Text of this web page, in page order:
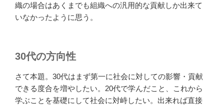
織の場合はあくまでも組織への汎用的な貢献しか出来て
いなかったように思う。
30代の方向性
さて本題。30代はまず第一に社会に対しての影響・貢献
できる度合を増やしたい。20代で学んだこと、これから
学ぶことを基礎にして社会に対峙したい。出来れば直接